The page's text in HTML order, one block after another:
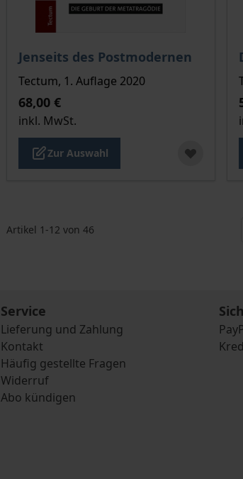
Jenseits des Postmodernen
Der Preis dieses Titels richtet sich nach
Tectum, 1. Auflage 2020
68,00 €
inkl. MwSt.
Zur Auswahl
Artikel 1 -12 von 46
Service
Lieferung und Zahlung
Kontakt
Häufig gestellte Fragen
Widerruf
Abo kündigen